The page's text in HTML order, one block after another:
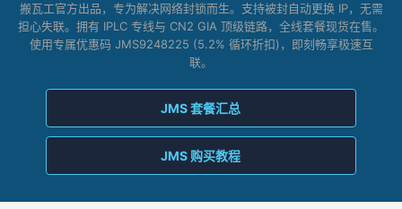
搬瓦工官方出品，专为解决网络封锁而生。支持被封自动更换 IP，无需
担心失联。拥有 IPLC 专线与 CN2 GIA 顶级链路，全线套餐现货在售。
使用专属优惠码 JMS9248225 (5.2% 循环折扣)，即刻畅享极速互
联。
JMS 套餐汇总
JMS 购买教程